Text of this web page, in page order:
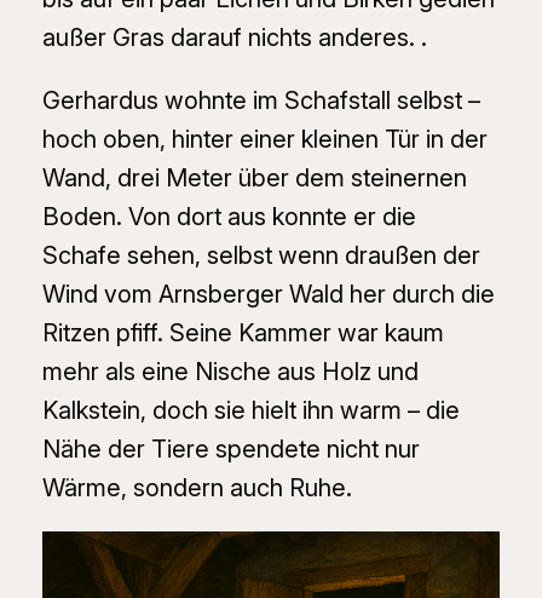
außer Gras darauf nichts anderes. .
Gerhardus wohnte im Schafstall selbst –
hoch oben, hinter einer kleinen Tür in der
Wand, drei Meter über dem steinernen
Boden. Von dort aus konnte er die
Schafe sehen, selbst wenn draußen der
Wind vom Arnsberger Wald her durch die
Ritzen pfiff. Seine Kammer war kaum
mehr als eine Nische aus Holz und
Kalkstein, doch sie hielt ihn warm – die
Nähe der Tiere spendete nicht nur
Wärme, sondern auch Ruhe.